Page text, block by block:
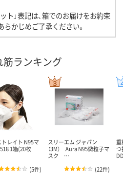
ト」表記は、箱でのお届けをお約束
かじめご了承ください。
ランキング
レイト N95マ
1箱(20枚
(5件)
スリーエム ジャパン
（3M） Aura N95微粒子マ
スク …
(22件)
重